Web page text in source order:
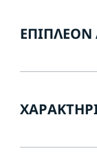
ΕΠΙΠΛΈΟΝ